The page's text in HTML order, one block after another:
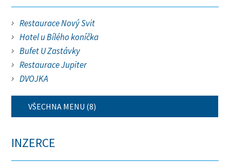
Restaurace Nový Svit
Hotel u Bílého koníčka
Bufet U Zastávky
Restaurace Jupiter
DVOJKA
VŠECHNA MENU (8)
INZERCE